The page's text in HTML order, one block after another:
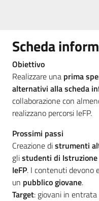
Scheda
Obiettivo
Realizzare una prima
alternativi alla scheda
collaborazione con
realizzano percorsi IeFP.
Prossimi passi
Creazione distrumenti
glistudenti di
IeFP. I contenuti devono
un pubblico giovane.
Target: giovani in entrata